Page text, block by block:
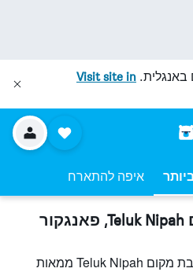
באנגלית. Visit site in
איפה להתארח
מלונות בקרבת מקום Teluk Nipah, פאנגקור
חיפוש והשוואתמלונות בקרבת מקום Teluk Nipah ממאות